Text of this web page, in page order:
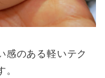
感のある軽いテク